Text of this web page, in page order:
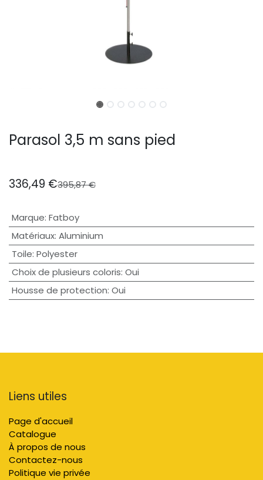
Parasol 3,5 m sans pied
336,49 €395,87€
Marque: Fatboy
Matériaux: Aluminium
Toile: Polyester
Choix de plusieurs coloris: Oui
Housse de protection: Oui
Liens utiles
Page d'accueil
Catalogue
À propos de nous
Contactez-nous
Politique vie privée